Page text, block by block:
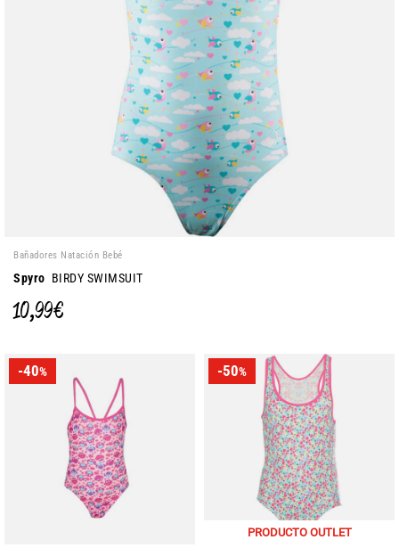
Bañadores Natación Bebé
Spyro BIRDY SWIMSUIT
10,99 €
-40% -50%
PRODUCTO OUTLET